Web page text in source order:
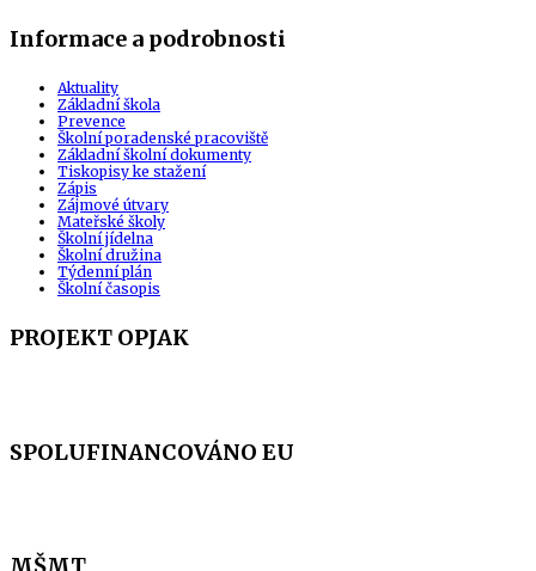
Informace a podrobnosti
Aktuality
Základní škola
Prevence
Školní poradenské pracoviště
Základní školní dokumenty
Tiskopisy ke stažení
Zápis
Zájmové útvary
Mateřské školy
Školní jídelna
Školní družina
Týdenní plán
Školní časopis
PROJEKT OPJAK
SPOLUFINANCOVÁNO EU